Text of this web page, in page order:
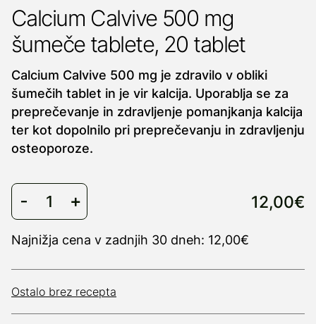
Calcium Calvive 500 mg
šumeče tablete, 20 tablet
Calcium Calvive 500 mg je zdravilo v obliki
šumečih tablet in je vir kalcija. Uporablja se za
preprečevanje in zdravljenje pomanjkanja kalcija
ter kot dopolnilo pri preprečevanju in zdravljenju
osteoporoze.
12,00€
Najnižja cena v zadnjih 30 dneh: 12,00€
Ostalo brez recepta